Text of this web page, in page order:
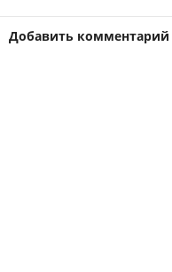
Добавить комментарий